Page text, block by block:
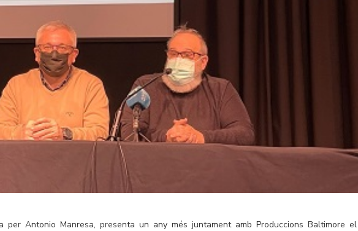
per Antonio Manresa, presenta un any més juntament amb Produccions Baltimore el